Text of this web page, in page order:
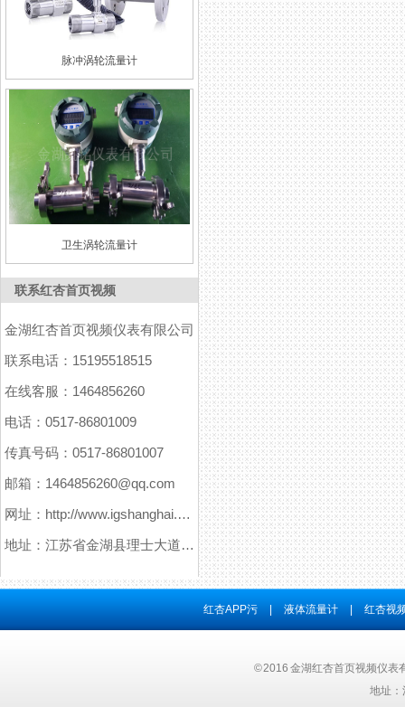
脉冲涡轮流量计
卫生涡轮流量计
联系红杏首页视频
金湖红杏首页视频仪表有限公司
联系电话：15195518515
在线客服：1464856260
电话：0517-86801009
传真号码：0517-86801007
邮箱：1464856260@qq.com
网址：http://www.igshanghai.com
地址：江苏省金湖县理士大道61号
红杏APP污 液体流量计 红杏视
© 2016 金湖红杏首页视频仪表有
地址